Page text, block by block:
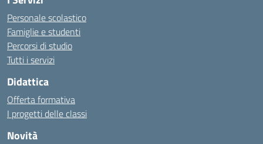
Personale scolastico
Famiglie e studenti
Percorsi di studio
Tutti i servizi
Didattica
Offerta formativa
I progetti delle classi
Novità